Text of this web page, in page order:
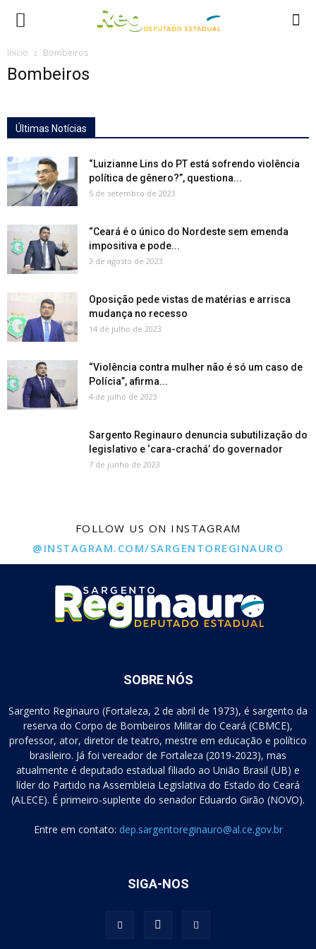
Inicio Bombeiros
Bombeiros
Últimas Notícias
“Luizianne Lins do PT está sofrendo violência
política de gênero?”, questiona...
5 de setembro de 2023
“Ceará é o único do Nordeste sem emenda
impositiva e pode...
3 de agosto de 2023
Oposição pede vistas de matérias e arrisca
mudança no recesso
14 de julho de 2023
“Violência contra mulher não é só um caso de
Polícia”, afirma...
4 de julho de 2023
Sargento Reginauro denuncia subutilização do
legislativo e ‘cara-crachá’ do governador
7 de junho de 2023
FOLLOW US ON INSTAGRAM
@INSTAGRAM.COM/SARGENTOREGINAURO
SOBRE NÓS
Sargento Reginauro (Fortaleza, 2 de abril de 1973), é sargento da
reserva do Corpo de Bombeiros Militar do Ceará (CBMCE),
professor, ator, diretor de teatro, mestre em educação e político
brasileiro. Já foi vereador de Fortaleza (2019-2023), mas
atualmente é deputado estadual filiado ao União Brasil (UB) e
líder do Partido na Assembleia Legislativa do Estado do Ceará
(ALECE). É primeiro-suplente do senador Eduardo Girão (NOVO).
Entre em contato: dep.sargentoreginauro@al.ce.gov.br
SIGA-NOS